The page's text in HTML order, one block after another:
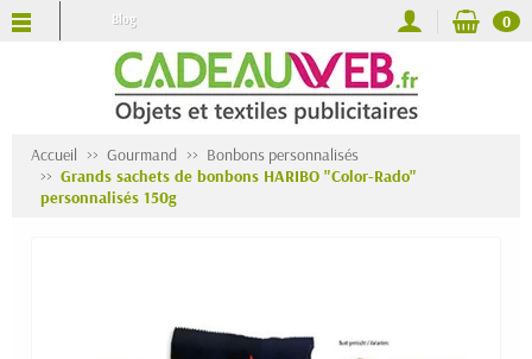
Blog 0
Accueil Gourmand
Bonbons personnalisés
Grands sachets de bonbons HARIBO "Color-Rado"
personnalisés 150g